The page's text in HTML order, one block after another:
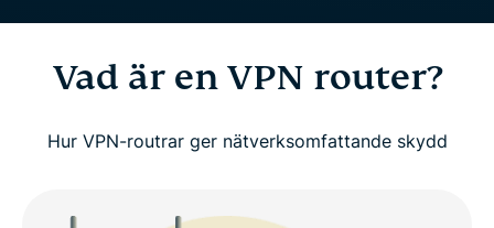
Vad är en VPN router?
Hur VPN-routrar ger nätverksomfattande skydd